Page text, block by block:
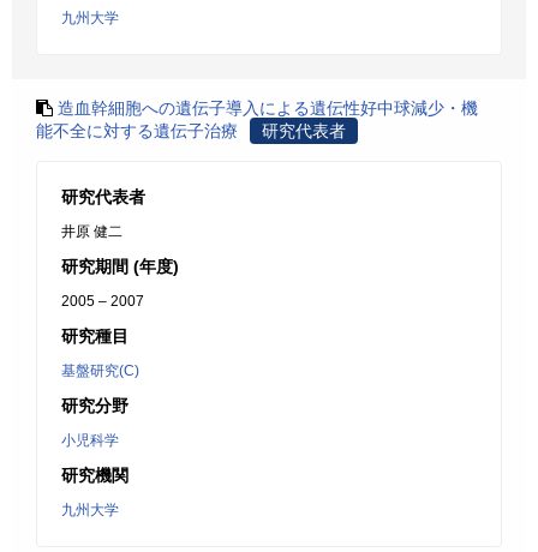
九州大学
造血幹細胞への遺伝子導入による遺伝性好中球減少・機
能不全に対する遺伝子治療
研究代表者
研究代表者
井原 健二
研究期間 (年度)
2005 – 2007
研究種目
基盤研究(C)
研究分野
小児科学
研究機関
九州大学